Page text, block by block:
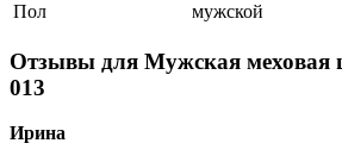
Пол
мужской
Отзывы для Мужская меховая
013
Ирина